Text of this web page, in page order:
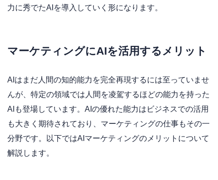
力に秀でたAIを導入していく形になります。
マーケティングにAIを活用するメリット
AIはまだ人間の知的能力を完全再現するには至っていませ
んが、特定の領域では人間を凌駕するほどの能力を持った
AIも登場しています。AIの優れた能力はビジネスでの活用
も大きく期待されており、マーケティングの仕事もその一
分野です。以下ではAIマーケティングのメリットについて
解説します。